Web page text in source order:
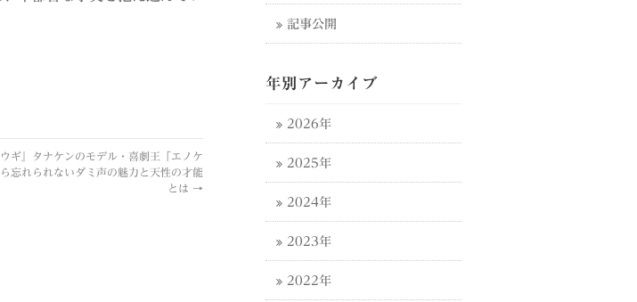
ギ』タナケンのモデル・喜劇王「エノケ
忘れられないダミ声の魅力と天性の才能
とは →
記事公開
年別アーカイブ
2026年
2025年
2024年
2023年
2022年